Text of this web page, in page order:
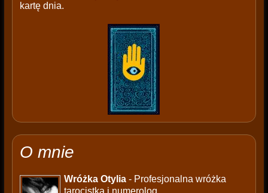
kartę dnia.
O mnie
Wróżka Otylia- Profesjonalna wróżka
tarocistka i numerolog